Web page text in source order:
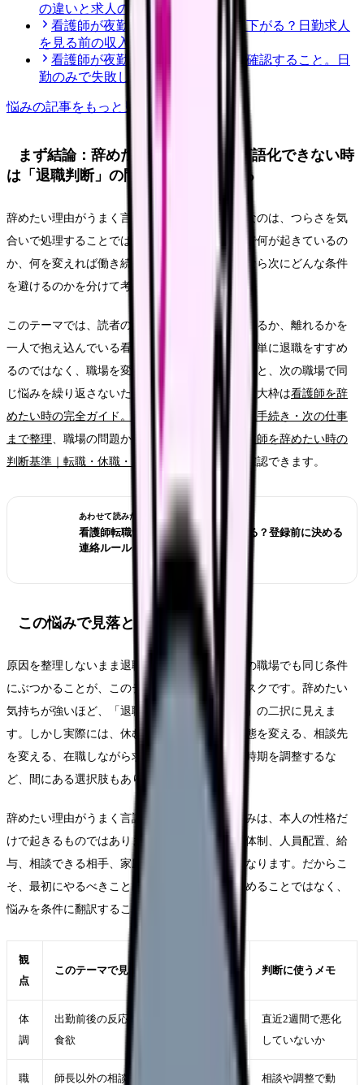
の違いと求人の見方
看護師が夜勤なしにすると給料は下がる？日勤求人
を見る前の収入チェック
看護師が夜勤なし求人を探す前に確認すること。日
勤のみで失敗しない見方
悩みの記事をもっと見る
まず結論：辞めたい理由がうまく言語化できない時
は「退職判断」の問題として整理する
辞めたい理由がうまく言語化できない時に大切なのは、つらさを気
合いで処理することではありません。今の職場で何が起きているの
か、何を変えれば働き続けられるのか、離れるなら次にどんな条件
を避けるのかを分けて考えることです。
このテーマでは、読者の中心を「今の職場を続けるか、離れるかを
一人で抱え込んでいる看護師さん」に置きます。単に退職をすすめ
るのではなく、職場を変える前に確認したいことと、次の職場で同
じ悩みを繰り返さないための条件を整理します。大枠は看護師を辞
めたい時の完全ガイド。限界サイン・お金・退職手続き・次の仕事
まで整理 、職場の問題かキャリアの問題かは
看護師を辞めたい時の
判断基準｜転職・休職・異動のどれを選ぶ？
で確認できます。
あわせて読みたい
看護師転職サイトは電話なしで使える？登録前に決める
連絡ルール
この悩みで見落としやすいリスク
原因を整理しないまま退職だけを決めると、次の職場でも同じ条件
にぶつかることが、このテーマの一番大きなリスクです。辞めたい
気持ちが強いほど、「退職するか、我慢するか」の二択に見えま
す。しかし実際には、休む、異動する、勤務形態を変える、相談先
を変える、在職しながら求人を比較する、退職時期を調整するな
ど、間にある選択肢もあります。
辞めたい理由がうまく言語化できないという悩みは、本人の性格だ
けで起きるものではありません。勤務表、教育体制、人員配置、給
与、相談できる相手、家庭事情、体調の波が重なります。だからこ
そ、最初にやるべきことは「自分が弱い」と決めることではなく、
悩みを条件に翻訳することです。
観
点
このテーマで見ること 判断に使うメモ
体
調
出勤前後の反応、休日の回復、睡眠・
食欲
直近2週間で悪化
していないか
職
師長以外の相談先、異動、勤務調整、
相談や調整で動